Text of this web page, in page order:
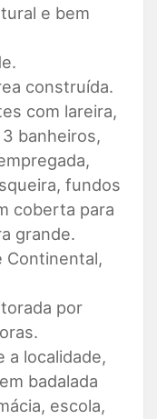
e bem
construída.
com lareira,
banheiros,
fundos
coberta para
grande.
Continental,
por
a localidade,
badalada
escola,